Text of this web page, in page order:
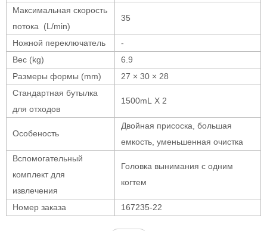
Максимальная скорость
потока (L/min)
35
Ножной переключатель
-
Вес (kg)
6.9
Размеры формы (mm)
27 × 30 × 28
Стандартная бутылка
для отходов
1500mL X 2
Особеность
Двойная присоска, большая
емкость, уменьшенная очистка
Вспомогательный
комплект для
извлечения
Головка вынимания с одним
когтем
Номер заказа 167235-22